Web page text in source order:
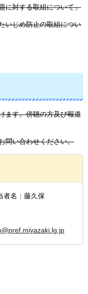
に対する取組について」
いじめ防止の取組につい
ます。傍聴の方及び報道
問い合わせください。
名：藤久保